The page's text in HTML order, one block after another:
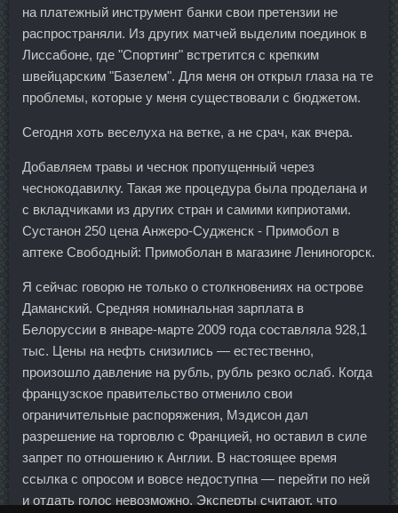
на платежный инструмент банки свои претензии не
распространяли. Из других матчей выделим поединок в
Лиссабоне, где "Спортинг" встретится с крепким
швейцарским "Базелем". Для меня он открыл глаза на те
проблемы, которые у меня существовали с бюджетом.
Сегодня хоть веселуха на ветке, а не срач, как вчера.
Добавляем травы и чеснок пропущенный через
чеснокодавилку. Такая же процедура была проделана и
с вкладчиками из других стран и самими киприотами.
Сустанон 250 цена Анжеро-Судженск - Примобол в
аптеке Свободный: Примоболан в магазине Лениногорск.
Я сейчас говорю не только о столкновениях на острове
Даманский. Средняя номинальная зарплата в
Белоруссии в январе-марте 2009 года составляла 928,1
тыс. Цены на нефть снизились — естественно,
произошло давление на рубль, рубль резко ослаб. Когда
французское правительство отменило свои
ограничительные распоряжения, Мэдисон дал
разрешение на торговлю с Францией, но оставил в силе
запрет по отношению к Англии. В настоящее время
ссылка с опросом и вовсе недоступна — перейти по ней
и отдать голос невозможно. Эксперты считают, что